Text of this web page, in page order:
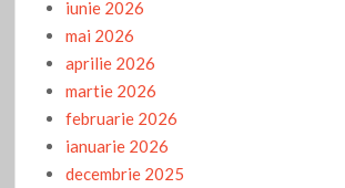
iunie 2026
mai 2026
aprilie 2026
martie 2026
februarie 2026
ianuarie 2026
decembrie 2025